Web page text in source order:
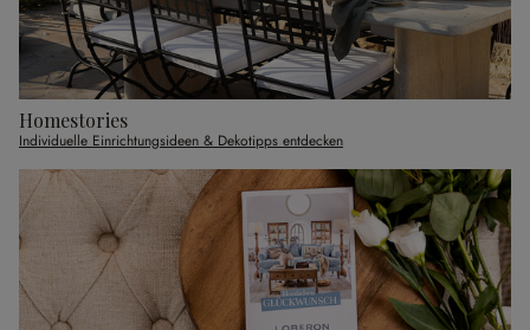
Homestories
Individuelle Einrichtungsideen & Dekotipps entdecken